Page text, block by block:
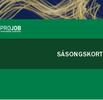
SÄSONGSKORT